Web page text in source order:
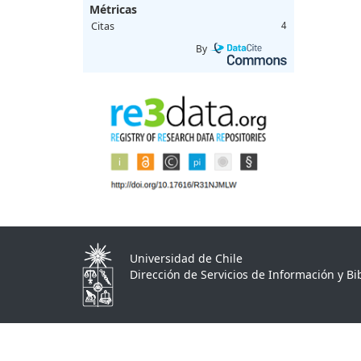
Métricas
Citas 4
By
Universidad de Chile
Dirección de Servicios de Información y